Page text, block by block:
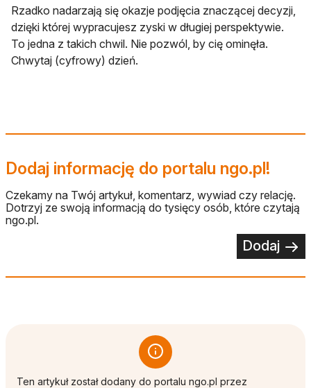
Rzadko nadarzają się okazje podjęcia znaczącej decyzji,
dzięki której wypracujesz zyski w długiej perspektywie.
To jedna z takich chwil. Nie pozwól, by cię ominęła.
Chwytaj (cyfrowy) dzień.
Dodaj informację do portalu ngo.pl!
Czekamy na Twój artykuł, komentarz, wywiad czy relację.
Dotrzyj ze swoją informacją do tysięcy osób, które czytają
ngo.pl.
Dodaj
Ten artykuł został dodany do portalu ngo.pl przez